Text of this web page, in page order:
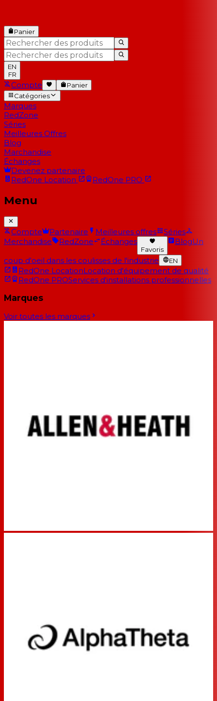
Panier
EN
FR
Compte
Panier
Catégories
Marques
RedZone
Séries
Meilleures Offres
Blog
Marchandise
Échanges
Devenez partenaire
RedOne Location RedOne PRO
Menu
Compte Partenaire Meilleures offres
Séries
Merchandise
RedZone Échanges
Favoris
BlogUn
coup d'oeil dans les coulisses de l'industrie EN
RedOne LocationLocation d'équipement de qualité
RedOne PROServices d'installations professionnelles
Marques
Voir toutes les marques